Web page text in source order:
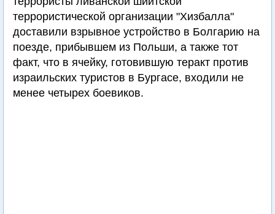
имеющие связи с террористической
группировкой "Хизбалла": гражданин
Австралии Мелиад Фара, 32-х лет, известный
также под именем Хусейн Хусейн, и гражданин
Канады Хасан аль-Хадж Хасан, 25-ти лет.
В июле прошлого года стало известно, что